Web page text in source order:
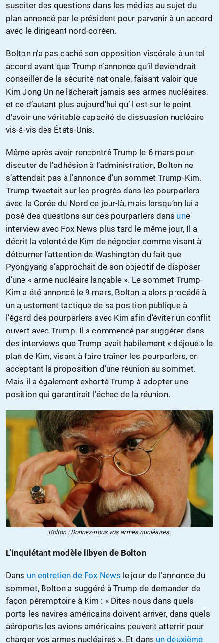
susciter des questions dans les médias au sujet du
plan annoncé par le président pour parvenir à un accord
avec le dirigeant nord-coréen.
Bolton n’a pas caché son opposition viscérale à un tel
accord avant que Trump n’annonce qu’il deviendrait
conseiller de la sécurité nationale, faisant valoir que
Kim Jong Un ne lâcherait jamais ses armes nucléaires,
et ce d’autant plus aujourd’hui qu’il est sur le point
d’avoir une véritable capacité de dissuasion nucléaire
vis-à-vis des États-Unis.
Même après avoir rencontré Trump le 6 mars pour
discuter de l’adhésion à l’administration, Bolton ne
s’attendait pas à l’annonce d’un sommet Trump-Kim.
Trump tweetait sur les progrès dans les pourparlers
avec la Corée du Nord ce jour-là, mais lorsqu’on lui a
posé des questions sur ces pourparlers dans une
interview avec Fox News plus tard le même jour, Il a
décrit la volonté de Kim de négocier comme visant à
détourner l’attention de Washington du fait que
Pyongyang s’approchait de son objectif de disposer
d’une « arme nucléaire lançable ». Le sommet Trump-
Kim a été annoncé le 9 mars, Bolton a alors procédé à
un ajustement tactique de sa position publique à
l’égard des pourparlers avec Kim afin d’éviter un conflit
ouvert avec Trump. Il a commencé par suggérer dans
des interviews que Trump avait habilement « déjoué » le
plan de Kim, visant à faire traîner les pourparlers, en
acceptant la proposition d’une réunion au sommet.
Mais il a également exhorté Trump à adopter une
position qui garantirait l’échec de la réunion.
Bolton : Donnez-nous vos armes nucléaires.
L’inquiétant modèle libyen de Bolton
Dans un entretien de Fox News le jour de l’annonce du
sommet, Bolton a suggéré à Trump de demander de
façon péremptoire à Kim : « Dites-nous dans quels
ports les navires américains doivent arriver, dans quels
aéroports les avions américains peuvent atterrir pour
charger vos armes nucléaires ». Et dans un deuxième